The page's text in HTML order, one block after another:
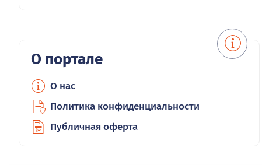
О портале
О нас
Политика конфиденциальности
Публичная оферта